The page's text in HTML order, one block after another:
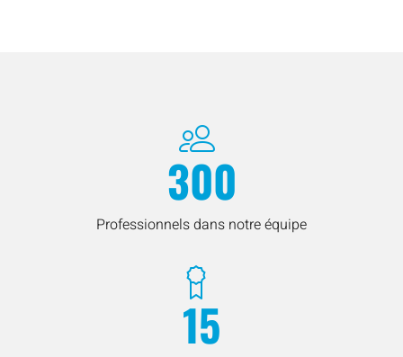
300
Professionnels dans notre équipe
15